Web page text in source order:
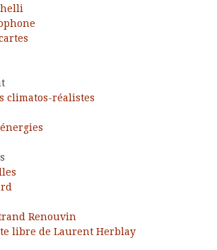
climatos-réalistes
Renouvin
libre de Laurent Herblay